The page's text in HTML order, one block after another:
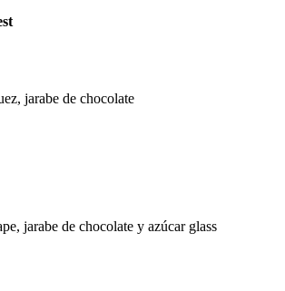
jarabe de chocolate
jarabe de chocolate y azúcar glass